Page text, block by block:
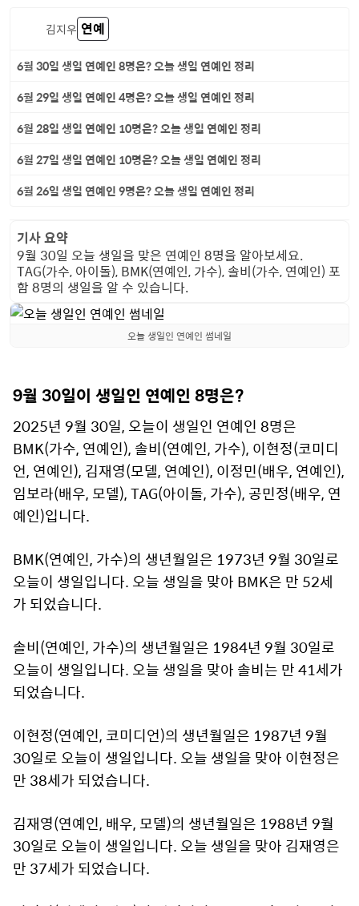
김지우 연예
6월 30일 생일 연예인 8명은? 오늘 생일 연예인 정리
6월 29일 생일 연예인 4명은? 오늘 생일 연예인 정리
6월 28일 생일 연예인 10명은? 오늘 생일 연예인 정리
6월 27일 생일 연예인 10명은? 오늘 생일 연예인 정리
6월 26일 생일 연예인 9명은? 오늘 생일 연예인 정리
기사 요약
9월 30일 오늘 생일을 맞은 연예인 8명을 알아보세요.
TAG(가수, 아이돌), BMK(연예인, 가수), 솔비(가수, 연예인) 포
함 8명의 생일을 알 수 있습니다.
오늘 생일인 연예인 썸네일
9월 30일이 생일인 연예인 8명은?
2025년 9월 30일, 오늘이 생일인 연예인 8명은
BMK(가수, 연예인), 솔비(연예인, 가수), 이현정(코미디
언, 연예인), 김재영(모델, 연예인), 이정민(배우, 연예인),
임보라(배우, 모델), TAG(아이돌, 가수), 공민정(배우, 연
예인)입니다.
BMK(연예인, 가수)의 생년월일은 1973년 9월 30일로
오늘이 생일입니다. 오늘 생일을 맞아 BMK은 만 52세
가 되었습니다.
솔비(연예인, 가수)의 생년월일은 1984년 9월 30일로
오늘이 생일입니다. 오늘 생일을 맞아 솔비는 만 41세가
되었습니다.
이현정(연예인, 코미디언)의 생년월일은 1987년 9월
30일로 오늘이 생일입니다. 오늘 생일을 맞아 이현정은
만 38세가 되었습니다.
김재영(연예인, 배우, 모델)의 생년월일은 1988년 9월
30일로 오늘이 생일입니다. 오늘 생일을 맞아 김재영은
만 37세가 되었습니다.